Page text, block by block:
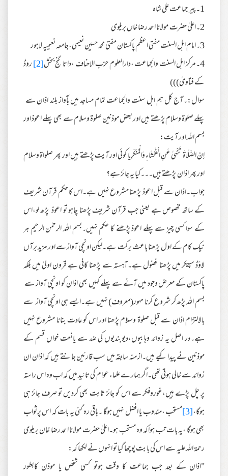
1۔پیر جماعت علی شاہ
2۔اعلیٰ حضرت مولانا احمد رضا خاں بریلوی
3۔امام اہل السنت مفتی اعظم پاکستان مفتی محمد حسین نعیمی،جامعہ نعیمیہ لاہور
4۔مرکز اہل السنت والجماعت ،دارالعلوم حزب الاحناف ،داتا گنج بخش
[2] روڈ
کے فتاویٰ)))
سوال:۔آج کل ہم اہل سنت والجماعت تمام مساجد میں بآواز بلند اذان سے
پہلے صلوۃ وسلام پڑھتے ہیں اور بعض موذنین صلوۃ وسلام سے بھی پہلے اعوذ اور
بسم اللہ اور آیت:
إِنَّ الصَّلَاةَ تَنْهَىٰ عَنِ الْفَحْشَاءِ وَالْمُنْكَرِیا کوئی اور آیت پڑھتے ہیں اور پھر صلواۃ وسلام
اور پھر اذان پڑھتے ہیں۔۔۔کیا یہ جائز ہے؟
جواب۔اذان سے قبل اعوذ پڑھنا مشروع نہیں ہے۔اس کا حکم قرآن شریف
کے ساتھ مخصوص ہے یعنی جب قرآن شریف پڑھنا چاہو تو اعوذ پڑھ لو،اس
کے سوا کسی چیز سے پہلے اعوذ پڑھنے کا حکم نہیں۔بسم اللہ الرحمٰن الرحیم ہر
نیک کام کے اول پڑھنا باعث برکت ہے۔لیکن اونچی آواز سے اور مزید برآں
لاؤڈ سپیکر میں پڑھنا فضول ہے۔آہستہ سے پڑھنا کافی ہے قرون اولیٰ میں بلکہ
پاکستان کے معرض وجود میں آنے سے پہلے کہیں بھی اذان کو اونچی آواز سے
بسم اللہ پڑھ کر شروع کرنا مہور(معروف) نہیں ہے۔ایسے ہی اونچی آواز سے
بالالتزام اذان سے قبل صلوۃ وسلام پڑھنا اور اس کو عادت بنانا مشروع نہیں
ہے۔در اصل یہ زوائد وہابیوں،دیوبندیوں کی ضد سے یانعت خواں قسم کے
موذنین نے پیدا کیے ہیں۔از منہ سابقہ میں سب قارئین جانتے ہیں کہ اذان ان
زوائد سے خالی ہوتی تھی۔اگر ہمارے علماء عوام کی تائید میں کہ اب وہ اس راستہ
پر چل پڑے ہیں،غوروفکر سے اس کو جائز ثابت بھی کردیں تو صرف جائز ہی
ہوگا،[3] مستحب ،مندوب یا افضل نہیں ہوگا ۔باقی رہ گئی یہ بات کہ اس پرثواب
بھی ہوگا ،یہ بات تب ہواکہ وہ مستحب ہو۔اعلیٰ حضرت مولانا احمد رضا خان بریلوی
رحمۃ اللہ علیہ سے اس کی بابت پوچھا گیا تو انہوں نے لکھا کہ:
"اذان کے بعد جب جماعت کا وقت ہوتو کسی شخص یا موذن کابطور